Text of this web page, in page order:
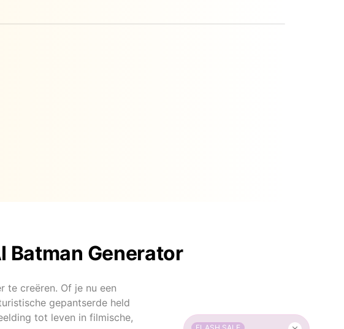
Batman Generator
te creëren. Of je nu een
gepantserde held
tot leven in filmische,